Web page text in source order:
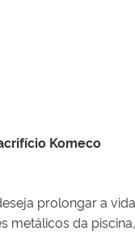
Komeco
prolongar a
metálicos da